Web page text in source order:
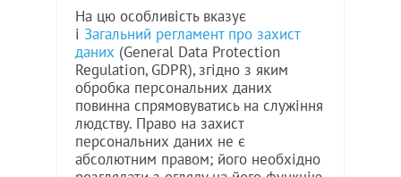
На цю особливість вказує
і Загальний регламент про захист
даних (General Data Protection
Regulation, GDPR), згідно з яким
обробка персональних даних
повинна спрямовуватись на служіння
людству. Право на захист
персональних даних не є
абсолютним правом; його необхідно